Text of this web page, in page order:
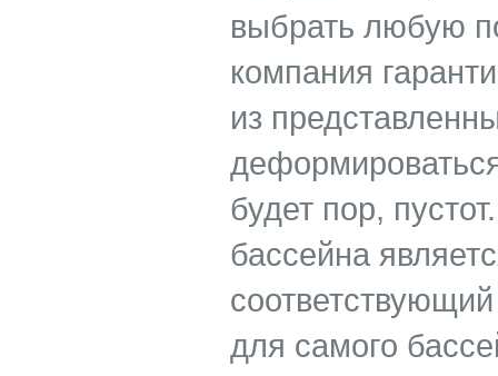
выбрать любую
компания
из
будет пор,
бассейна
для самого